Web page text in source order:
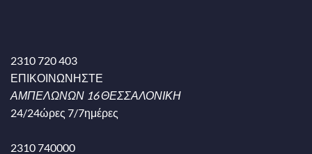
2310 720 403
ΕΠΙΚΟΙΝΩΝΗΣΤΕ
ΑΜΠΕΛΩΝΩΝ 16 ΘΕΣΣΑΛΟΝΙΚΗ
24/24ώρες 7/7ημέρες
2310 740000